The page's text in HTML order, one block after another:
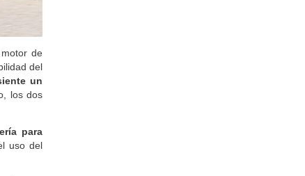
de
del
un
los dos
para
uso del